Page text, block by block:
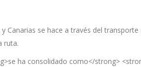
Canarias se hace a través del
ruta.
ha consolidado como</strong>